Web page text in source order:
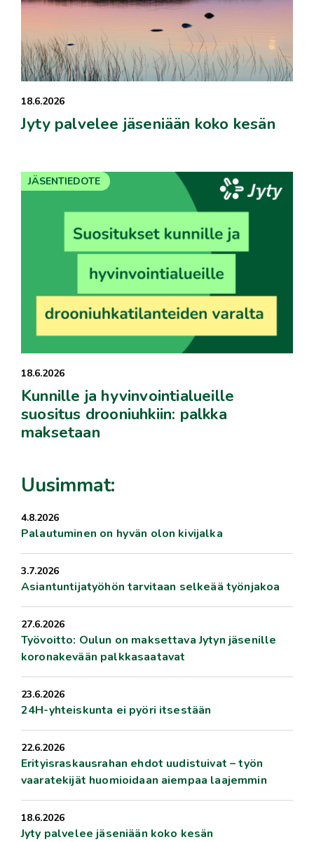
18.6.2026
Jyty palvelee jäseniään koko kesän
18.6.2026
Kunnille ja hyvinvointialueille
suositus drooniuhkiin: palkka
maksetaan
JÄSENTIEDOTE
Uusimmat:
4.8.2026
Palautuminen on hyvän olon kivijalka
3.7.2026
Asiantuntijatyöhön tarvitaan selkeää työnjakoa
27.6.2026
Työvoitto: Oulun on maksettava Jytyn jäsenille
koronakevään palkkasaatavat
23.6.2026
24H-yhteiskunta ei pyöri itsestään
22.6.2026
Erityisraskausrahan ehdot uudistuivat – työn
vaaratekijät huomioidaan aiempaa laajemmin
18.6.2026
Jyty palvelee jäseniään koko kesän